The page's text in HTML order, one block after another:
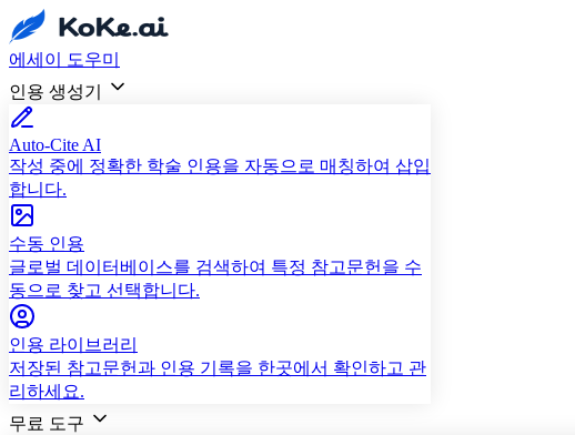
에세이 도우미
인용 생성기
Auto-Cite AI
작성 중에 정확한 학술 인용을 자동으로 매칭하여 삽입
합니다.
수동 인용
글로벌 데이터베이스를 검색하여 특정 참고문헌을 수
동으로 찾고 선택합니다.
인용 라이브러리
저장된 참고문헌과 인용 기록을 한곳에서 확인하고 관
리하세요.
무료 도구